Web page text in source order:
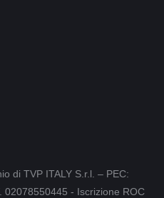
di TVP ITALY S.r.l. – PEC:
02078550445 - Iscrizione ROC